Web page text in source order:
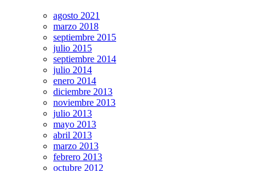
agosto 2021
marzo 2018
septiembre 2015
julio 2015
septiembre 2014
julio 2014
enero 2014
diciembre 2013
noviembre 2013
julio 2013
mayo 2013
abril 2013
marzo 2013
febrero 2013
octubre 2012